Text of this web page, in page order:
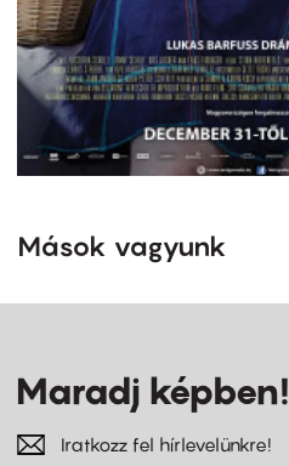
Mások vagyunk
Maradj képben!
Iratkozz fel hírlevelünkre!